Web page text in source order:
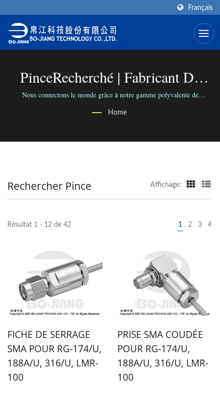
Français
PinceRecherché | Fabricant De
Connecteurs RF Haute Fréquence
| BO-JIANG
Nous connectons le monde grâce à notre gamme polyvalente de
Home
Rechercher Pince Affichage:
Résultat 1 - 12 de 42 1 2 3 4
FICHE DE SERRAGE
SMA POUR RG-174/U,
188A/U, 316/U, LMR-
100
PRISE SMA COUDÉE
POUR RG-174/U,
188A/U, 316/U, LMR-
100